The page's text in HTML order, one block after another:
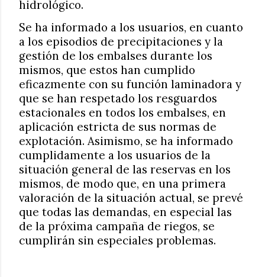
hidrológico.
Se ha informado a los usuarios, en cuanto
a los episodios de precipitaciones y la
gestión de los embalses durante los
mismos, que estos han cumplido
eficazmente con su función laminadora y
que se han respetado los resguardos
estacionales en todos los embalses, en
aplicación estricta de sus normas de
explotación. Asimismo, se ha informado
cumplidamente a los usuarios de la
situación general de las reservas en los
mismos, de modo que, en una primera
valoración de la situación actual, se prevé
que todas las demandas, en especial las
de la próxima campaña de riegos, se
cumplirán sin especiales problemas.